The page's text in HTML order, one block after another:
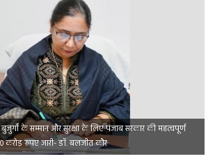
बुजुर्गों के सम्मान और सुरक्षा के लिए पंजाब सरकार की महत्वपूर्ण
करोड़ रुपए जारी- डॉ. बलजीत कौर